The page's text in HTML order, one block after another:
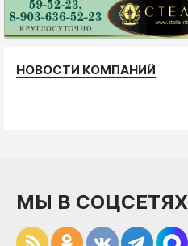
НОВОСТИ КОМПАНИЙ
МЫ В СОЦСЕТЯХ